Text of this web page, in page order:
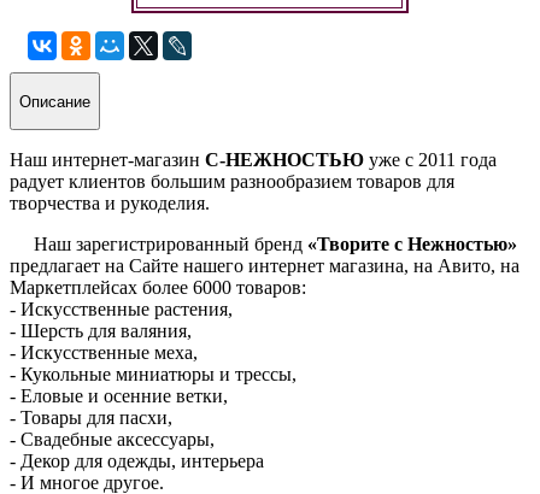
Описание
Наш интернет-магазин С-НЕЖНОСТЬЮ уже с 2011 года
радует клиентов большим разнообразием товаров для
творчества и рукоделия.
Наш зарегистрированный бренд «Творите с Нежностью»
предлагает на Сайте нашего интернет магазина, на Авито, на
Маркетплейсах более 6000 товаров:
- Искусственные растения,
- Шерсть для валяния,
- Искусственные меха,
- Кукольные миниатюры и трессы,
- Еловые и осенние ветки,
- Товары для пасхи,
- Свадебные аксессуары,
- Декор для одежды, интерьера
- И многое другое.